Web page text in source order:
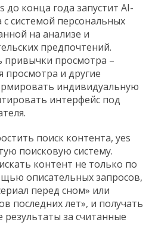
конца года запустит AI-
с системой персональных
на анализе и
предпочтений.
привычки просмотра –
и другие
индивидуальную
интерфейс под
поиск контента, yes
поисковую систему.
контент не только по
описательных запросов,
перед сном» или
последних лет», и получать
за считанные